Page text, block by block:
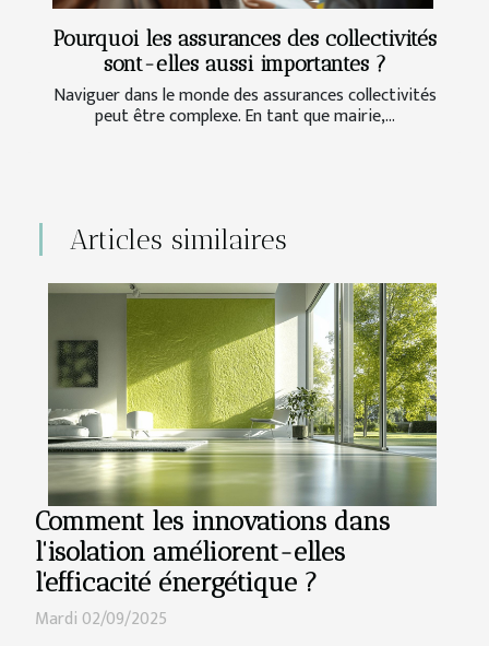
Pourquoi les assurances des collectivités
sont-elles aussi importantes ?
Naviguer dans le monde des assurances collectivités
peut être complexe. En tant que mairie,...
Articles similaires
Comment les innovations dans
l'isolation améliorent-elles
l'efficacité énergétique ?
Mardi 02/09/2025